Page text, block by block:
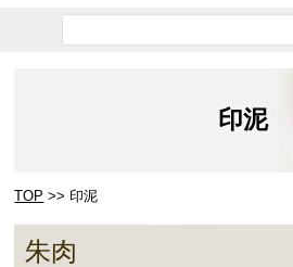
印泥
TOP >> 印泥
朱肉